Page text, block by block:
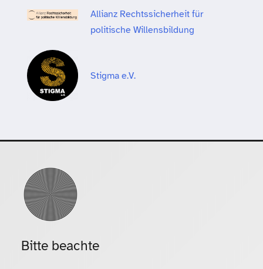
Allianz Rechtssicherheit für
politische Willensbildung
Stigma e.V.
Bitte beachte